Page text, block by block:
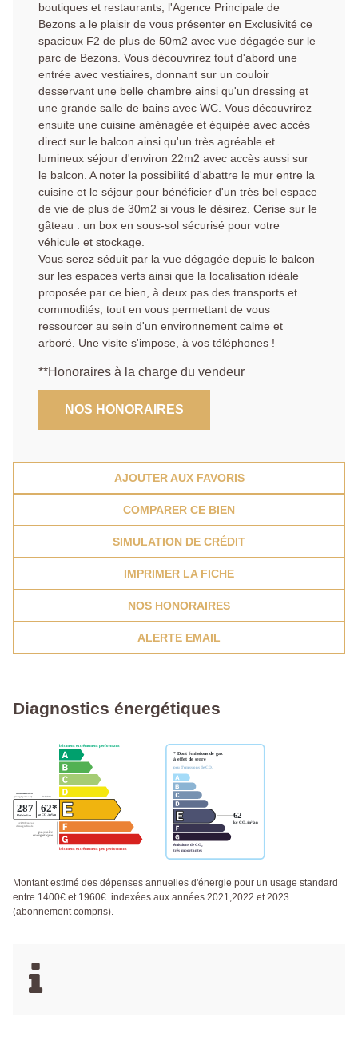
boutiques et restaurants, l'Agence Principale de
Bezons a le plaisir de vous présenter en Exclusivité ce
spacieux F2 de plus de 50m2 avec vue dégagée sur le
parc de Bezons. Vous découvrirez tout d'abord une
entrée avec vestiaires, donnant sur un couloir
desservant une belle chambre ainsi qu'un dressing et
une grande salle de bains avec WC. Vous découvrirez
ensuite une cuisine aménagée et équipée avec accès
direct sur le balcon ainsi qu'un très agréable et
lumineux séjour d'environ 22m2 avec accès aussi sur
le balcon. A noter la possibilité d'abattre le mur entre la
cuisine et le séjour pour bénéficier d'un très bel espace
de vie de plus de 30m2 si vous le désirez. Cerise sur le
gâteau : un box en sous-sol sécurisé pour votre
véhicule et stockage.
Vous serez séduit par la vue dégagée depuis le balcon
sur les espaces verts ainsi que la localisation idéale
proposée par ce bien, à deux pas des transports et
commodités, tout en vous permettant de vous
ressourcer au sein d'un environnement calme et
arboré. Une visite s'impose, à vos téléphones !
**Honoraires à la charge du vendeur
NOS HONORAIRES
AJOUTER AUX FAVORIS
COMPARER CE BIEN
SIMULATION DE CRÉDIT
IMPRIMER LA FICHE
NOS HONORAIRES
ALERTE EMAIL
Diagnostics énergétiques
Montant estimé des dépenses annuelles d'énergie pour un usage standard
entre 1400€ et 1960€. indexées aux années 2021,2022 et 2023
(abonnement compris).